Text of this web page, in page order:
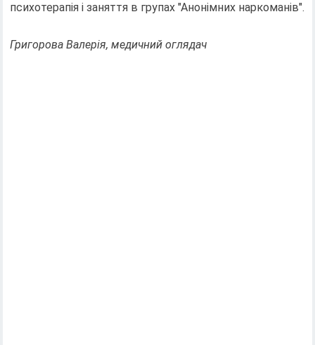
психотерапія і заняття в групах "Анонімних наркоманів".
Григорова Валерія, медичний оглядач